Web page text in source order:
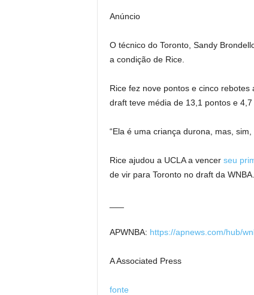
Anúncio
O técnico do Toronto, Sandy
a condição de Rice.
Rice fez nove pontos e cinco
draft teve média de 13,1 pontos e
“Ela é uma criança durona, mas,
Rice ajudou a UCLA a vencer seu
de vir para Toronto no draft da WNBA.
APWNBA: https://apnews.com/hub/
A Associated Press
fonte